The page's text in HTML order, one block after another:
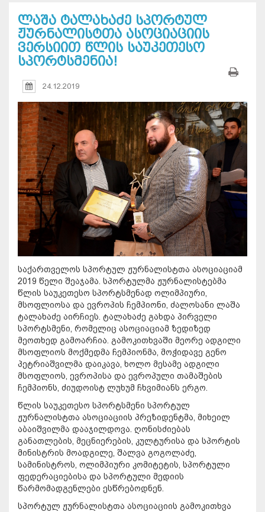
ლაშა ტალახაძე სპორტულ
ჟურნალისტთა ასოციაციის
ვერსიით წლის საუკეთესო
სპორტსმენია!
24.12.2019
საქართველოს სპორტულ ჟურნალისტთა ასოციაციამ
2019 წელი შეაჯამა. სპორტულმა ჟურნალისტებმა
წლის საუკეთესო სპორტსმენად ოლიმპიური,
მსოფლიოსა და ევროპის ჩემპიონი, ძალოსანი ლაშა
ტალახაძე აირჩიეს. ტალახაძე გახდა პირველი
სპორტსმენი, რომელიც ასოციაციამ ზედიზედ
მეოთხედ გამოარჩია. გამოკითხვაში მეორე ადგილი
მსოფლიოს მოქმედმა ჩემპიონმა, მოჭიდავე გენო
პეტრიაშვილმა დაიკავა, ხოლო მესამე ადგილი
მსოფლიოს, ევროპისა და ევროპული თამაშების
ჩემპიონს, ძიუდოისტ ლუხუმ ჩხვიმიანს ერგო.
წლის საუკეთესო სპორტსმენი სპორტულ
ჟურნალისტთა ასოციაციის პრეზიდენტმა, მიხეილ
აბაიშვილმა დააჯილდოვა. ღონისძიებას
განათლების, მეცნიერების, კულტურისა და სპორტის
მინისტრის მოადგილე, შალვა გოგოლაძე,
სამინისტროს, ოლიმპიური კომიტეტის, სპორტული
ფედერაციებისა და სპორტული მედიის
წარმომადგენლები ესწრებოდნენ.
სპორტულ ჟურნალისტთა ასოციაციის გამოკითხვა